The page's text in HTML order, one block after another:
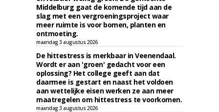
Middelburg gaat de komende tijd aan de
slag met een vergroeningsproject waar
meer ruimte is voor bomen, planten en
ontmoeting.
maandag 3 augustus 2026
De hittestress is merkbaar in Veenendaal.
Wordt er aan 'groen' gedacht voor een
oplossing? Het college geeft aan dat
daarmee is gestart en naast het voldoen
aan wettelijke eisen werken ze aan meer
maatregelen om hittestress te voorkomen.
maandag 3 augustus 2026